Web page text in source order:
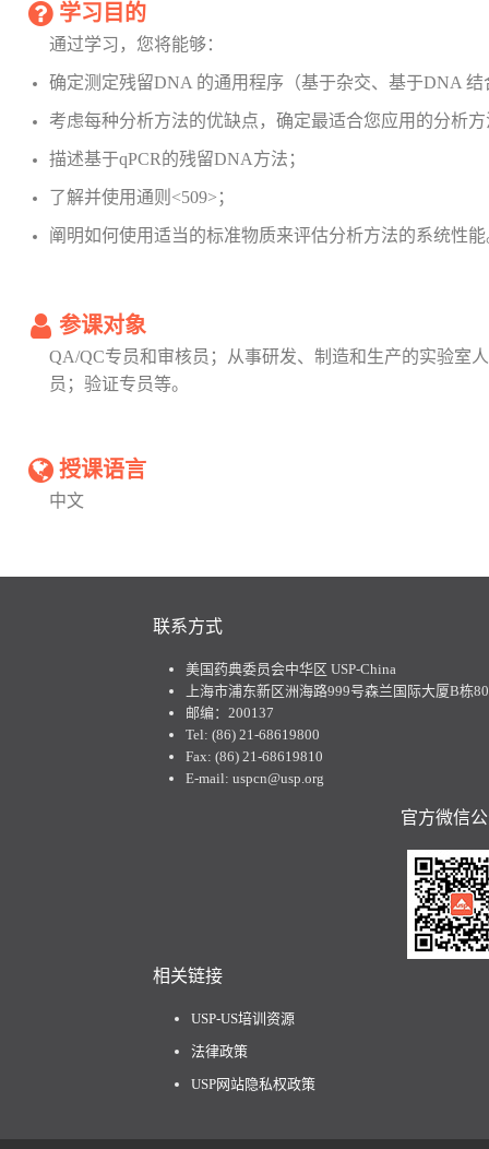
学习目的
通过学习，您将能够：
确定测定残留DNA 的通用程序（基于杂交、基于DNA 结
考虑每种分析方法的优缺点，确定最适合您应用的分析
描述基于qPCR的残留DNA方法；
了解并使用通则<509>；
阐明如何使用适当的标准物质来评估分析方法的系统性能
参课对象
QA/QC专员和审核员；从事研发、制造和生产的实验室
员；验证专员等。
授课语言
中文
联系方式
美国药典委员会中华区 USP-China
上海市浦东新区洲海路999号森兰国际大厦B栋
邮编：200137
Tel: (86) 21-68619800
Fax: (86) 21-68619810
E-mail: uspcn@usp.org
官方微信
相关链接
USP-US培训资源
法律政策
USP网站隐私权政策